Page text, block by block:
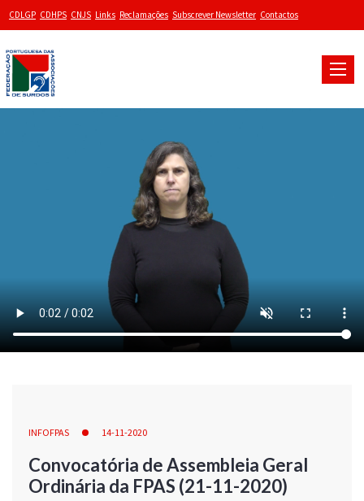
CDLGP CDHPS CNJS Links Reclamações Subscrever Newsletter Contactos
Toggle
INFOFPAS 14-11-2020
Convocatória de Assembleia Geral
Ordinária da FPAS (21-11-2020)